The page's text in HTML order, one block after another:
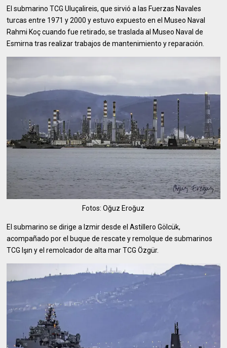
El submarino TCG Uluçalireis, que sirvió a las Fuerzas Navales
turcas entre 1971 y 2000 y estuvo expuesto en el Museo Naval
Rahmi Koç cuando fue retirado, se traslada al Museo Naval de
Esmirna tras realizar trabajos de mantenimiento y reparación.
Fotos: Oğuz Eroğuz
El submarino se dirige a Izmir desde el Astillero Gölcük,
acompañado por el buque de rescate y remolque de submarinos
TCG Işın y el remolcador de alta mar TCG Özgür.